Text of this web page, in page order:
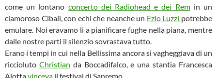
come un lontano concerto dei Radiohead e dei Remin un
clamoroso Cibali, con echi che neanche un Ezio Luzzi potrebbe
emulare. Noi eravamo li a pianificare fughe nella piana, mentre
dalle nostre parti il silenzio sovrastava tutto.
Erano i tempi in cui nella Bellissima ancora si vagheggiava di un
riccioluto Christian da Boccadifalco, e una stantia Francesca
Alottavinceva il festival di Sanremo.